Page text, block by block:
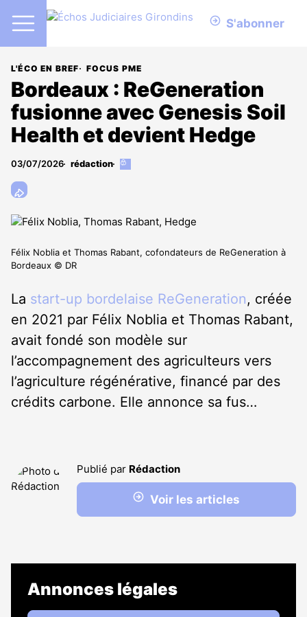
S'abonner
L'ÉCO EN BREF FOCUS PME
Bordeaux : ReGeneration
fusionne avec Genesis Soil
Health et devient Hedge
03/07/2026 rédaction
Cet
aux
abonnés
Félix Noblia et Thomas Rabant, cofondateurs de ReGeneration à
Bordeaux © DR
La start-up bordelaise ReGeneration, créée
en 2021 par Félix Noblia et Thomas Rabant,
avait fondé son modèle sur
l’accompagnement des agriculteurs vers
l’agriculture régénérative, financé par des
crédits carbone. Elle annonce sa fus…
Publié par Rédaction
Voir les articles
Annonces légales